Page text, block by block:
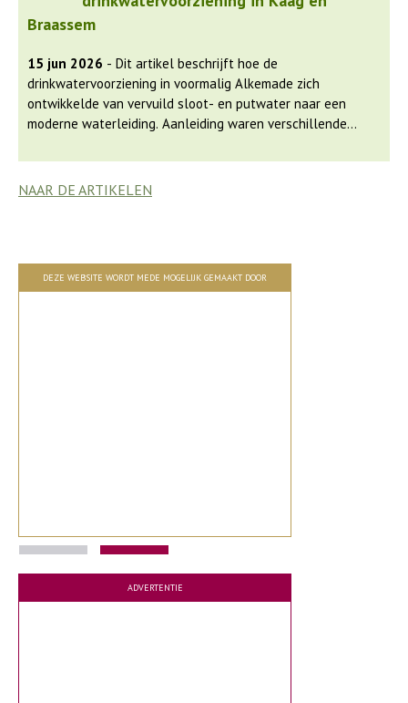
Braassem
15 jun 2026 - Dit artikel beschrijft hoe de
drinkwatervoorziening in voormalig Alkemade zich
ontwikkelde van vervuild sloot- en putwater naar een
moderne waterleiding. Aanleiding waren verschillende
tot regionale samenwerking.
NAAR DE ARTIKELEN
DEZE WEBSITE WORDT MEDE MOGELIJK GEMAAKT DOOR
ADVERTENTIE